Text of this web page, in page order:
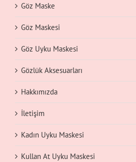
Göz Maske
Göz Maskesi
Göz Uyku Maskesi
Gözlük Aksesuarları
Hakkımızda
İletişim
Kadın Uyku Maskesi
Kullan At Uyku Maskesi